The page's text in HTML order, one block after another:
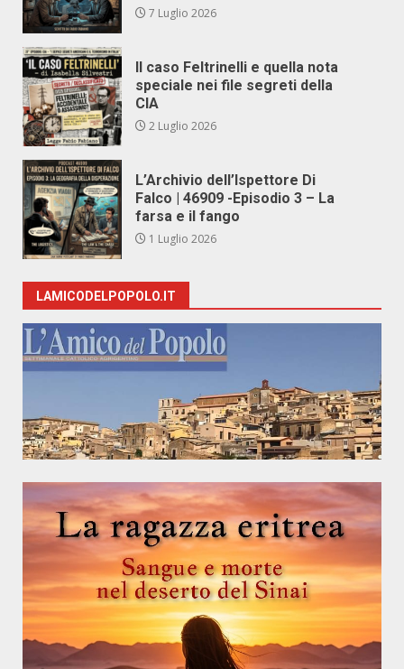
7 Luglio 2026
Il caso Feltrinelli e quella nota
speciale nei file segreti della
CIA
2 Luglio 2026
L’Archivio dell’Ispettore Di
Falco | 46909 -Episodio 3 – La
farsa e il fango
1 Luglio 2026
LAMICODELPOPOLO.IT